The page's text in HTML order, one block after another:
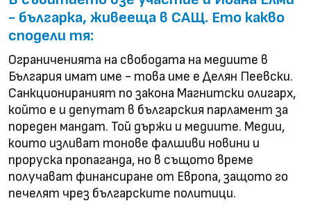
- българка, живееща в САЩ. Ето какво
сподели тя:
Ограниченията на свободата на медиите в
България имат име - това име е Делян Пеевски.
Санкционираният по закона Магнитски олигарх,
който е и депутат в българския парламент за
пореден мандат. Той държи и медиите. Медии,
които изливат тонове фалшиви новини и
проруска пропаганда, но в същото време
получават финансиране от Европа, защото го
печелят чрез българските политици.